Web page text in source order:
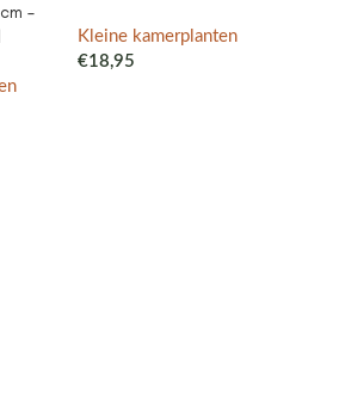
–
Kleine kamerplanten
€18,95